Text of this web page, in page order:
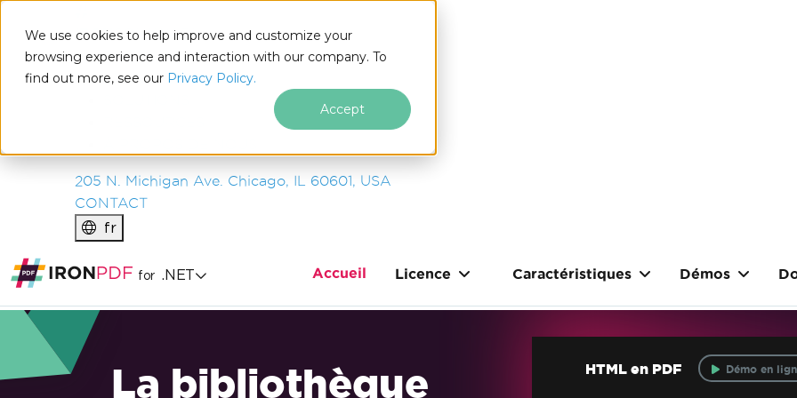
We use cookies to help improve and customize your
browsing experience and interaction with our company. To
find out more, see our Privacy Policy.
Accept
IRONSOFTWARE
PRODUITS
ENTREPRISE
205 N. Michigan Ave. Chicago, IL 60601, USA
CONTACT
fr
for .NET Accueil Licence Caractéristiques Démos
La bibliothèque HTML en PDF Démo en